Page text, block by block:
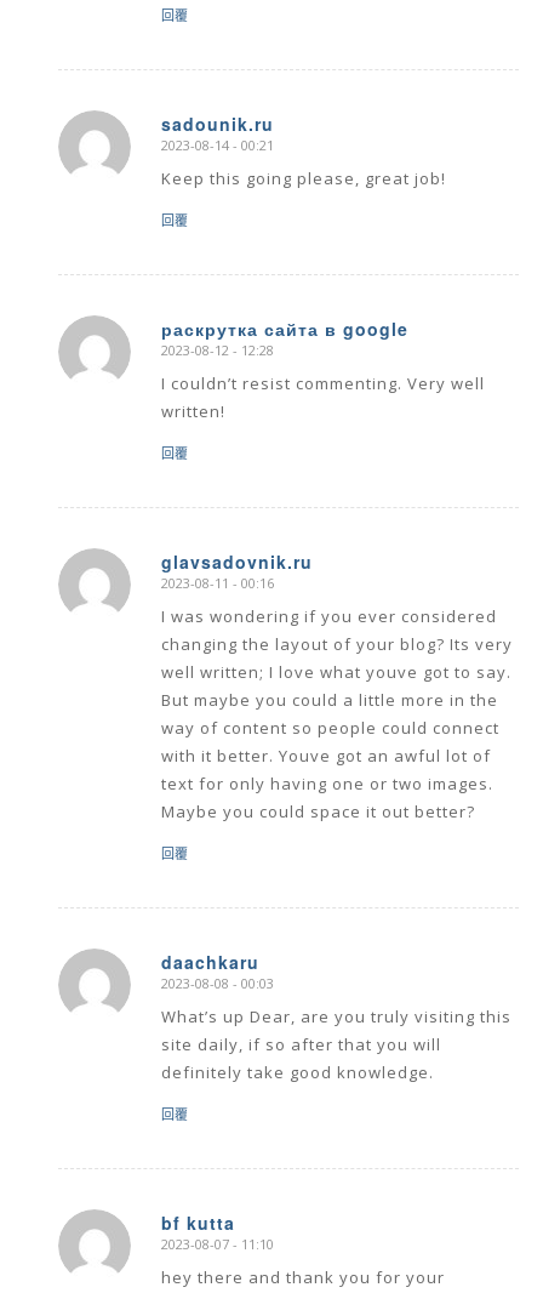
回覆
sadounik.ru
says:
2023-08-14 - 00:21
Keep this going please, great job!
回覆
раскрутка сайта в google
says:
2023-08-12 - 12:28
I couldn’t resist commenting. Very well
written!
回覆
glavsadovnik.ru
says:
2023-08-11 - 00:16
I was wondering if you ever considered
changing the layout of your blog? Its very
well written; I love what youve got to say.
But maybe you could a little more in the
way of content so people could connect
with it better. Youve got an awful lot of
text for only having one or two images.
Maybe you could space it out better?
回覆
daachkaru
says:
2023-08-08 - 00:03
What’s up Dear, are you truly visiting this
site daily, if so after that you will
definitely take good knowledge.
回覆
bf kutta
says:
2023-08-07 - 11:10
hey there and thank you for your